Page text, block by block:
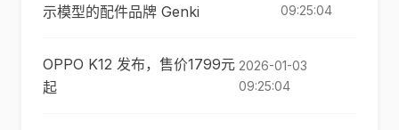
示模型的配件品牌 Genki
09:25:04
OPPO K12 发布，售价1799元
起
2026-01-03
09:25:04